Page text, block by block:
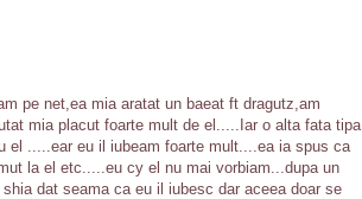
pe net,ea mia aratat un baeat ft dragutz,am
mia placut foarte mult de el.....Iar o alta fata tipa
el .....ear eu il iubeam foarte mult....ea ia spus ca
la el etc.....eu cy el nu mai vorbiam...dupa un
dat seama ca eu il iubesc dar aceea doar se